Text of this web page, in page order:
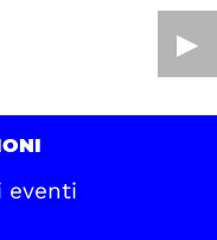
eventi
▶︎